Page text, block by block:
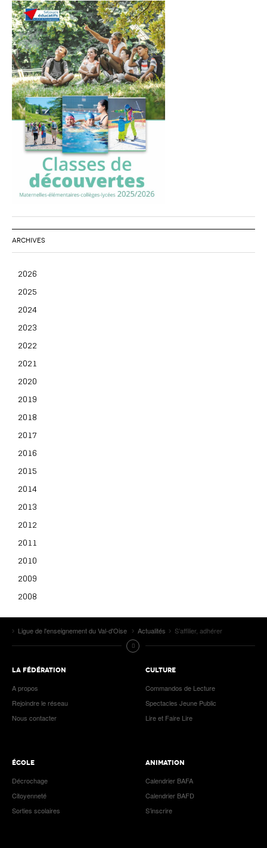
ARCHIVES
2026
2025
2024
2023
2022
2021
2020
2019
2018
2017
2016
2015
2014
2013
2012
2011
2010
2009
2008
Ligue de l'enseignement du Val-d'Oise Actualités S’affilier, adhérer
LA FÉDÉRATION
A propos
Rejoindre le réseau
Nous contacter
CULTURE
Commandos de Lecture
Spectacles Jeune Public
Lire et Faire Lire
ÉCOLE
Décrochage
Citoyenneté
Sorties scolaires
ANIMATION
Calendrier BAFA
Calendrier BAFD
S’inscrire